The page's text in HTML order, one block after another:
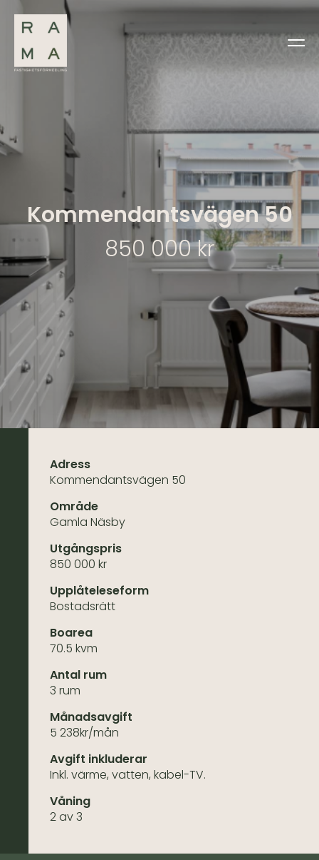
Kommendantsvägen 50
850 000 kr
Adress
Kommendantsvägen 50
Område
Gamla Näsby
Utgångspris
850 000 kr
Upplåteleseform
Bostadsrätt
Boarea
70.5 kvm
Antal rum
3 rum
Månadsavgift
5 238kr/mån
Avgift inkluderar
Inkl. värme, vatten, kabel-TV.
Våning
2 av 3